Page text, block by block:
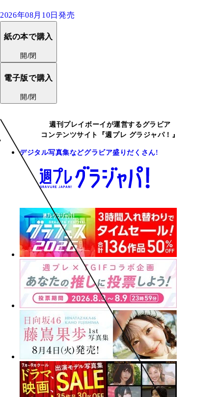
2026年08月10日発売
紙の本で購入
開/閉
電子版で購入
開/閉
週刊プレイボーイが運営するグラビア
コンテンツサイト『週プレ グラジャパ！』
デジタル写真集などグラビア盛りだくさん!